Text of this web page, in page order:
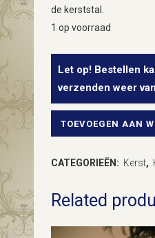
de kerststal.
1 op voorraad
Let op! Bestellen
verzenden weer
Set
bisquit
gebakken
TOEVOEGEN AAN
CATEGORIEËN: Kerst,
Related